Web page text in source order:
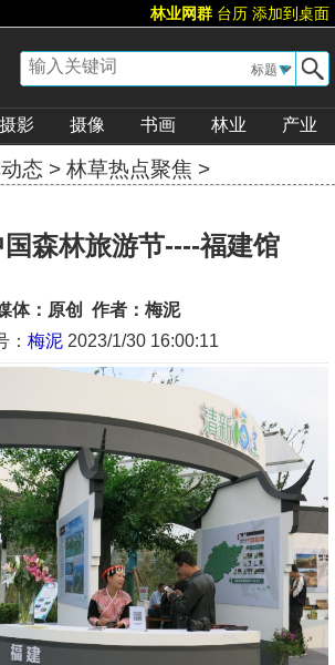
林业网群 台历 添加到桌面
▼
摄影 摄像 书画 林业 产业
态 > 林草热点聚焦 >
森林旅游节----福建馆
体：原创 作者：梅泥
： 梅泥 2023/1/30 16:00:11